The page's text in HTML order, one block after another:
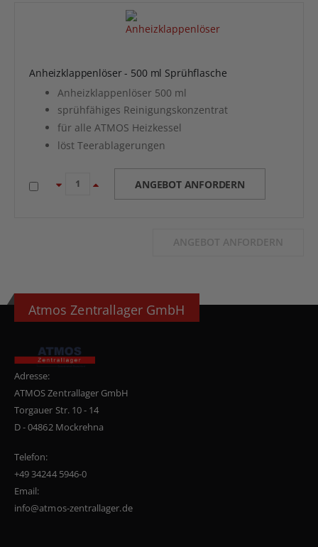
Anheizklappenlöser - 500 ml Sprühflasche
Anheizklappenlöser 500 ml
sprühfähiges Reinigungskonzentrat
für alle ATMOS Heizkessel
löst Teerablagerungen
ANGEBOT ANFORDERN
ANGEBOT ANFORDERN
Atmos Zentrallager GmbH
Adresse:
ATMOS Zentrallager GmbH
Torgauer Str. 10 - 14
D - 04862 Mockrehna
Telefon:
+49 34244 5946-0
Email:
info@atmos-zentrallager.de